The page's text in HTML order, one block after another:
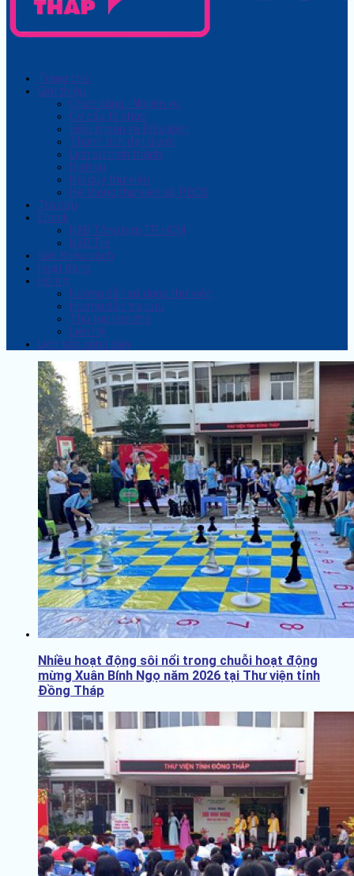
Trang chủ
Giới thiệu
Chức năng - Nhiệm vụ
Cơ cấu tổ chức
Điều khoản và Điều kiện
Thành tích đạt được
Lịch sử hình thành
Dịch vụ
Nội quy thư viện
Hệ thống thư viện xã, PĐCS
Tra cứu
Ebook
NXB Tổng hợp TP. HCM
NXB Trẻ
Giới thiệu sách
Hoạt động
Hỗ trợ
Hướng dẫn sử dụng thư viện
Hướng dẫn tra cứu
Thủ tục làm thẻ
Liên hệ
Lịch tiếp công dân
Nhiều hoạt động sôi nổi trong chuỗi hoạt động
mừng Xuân Bính Ngọ năm 2026 tại Thư viện tỉnh
Đồng Tháp